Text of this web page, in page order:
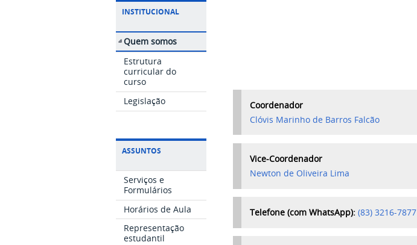
INSTITUCIONAL
Quem somos
Estrutura
curricular do
curso
Legislação
ASSUNTOS
Serviços e
Formulários
Horários de Aula
Representação
estudantil
Coordenador
Clóvis Marinho de Barros Falcão
Vice-Coordenador
Newton de Oliveira Lima
Telefone (com WhatsApp): (83) 3216-7877